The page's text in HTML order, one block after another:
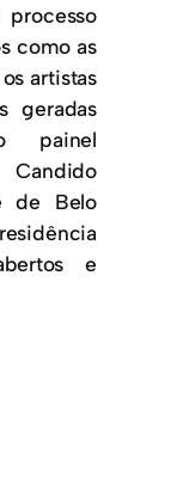
como as
artistas
geradas
painel
Candido
de Belo
e